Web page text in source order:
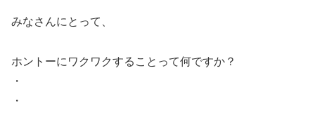
みなさんにとって、
ホントーにワクワクすることって何ですか？
・
・